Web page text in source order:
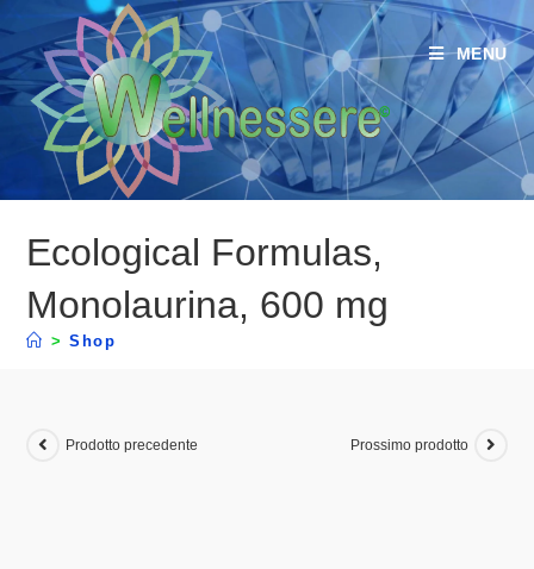
MENU
Ecological Formulas,
Monolaurina, 600 mg
> Shop
Prodotto precedente Prossimo prodotto